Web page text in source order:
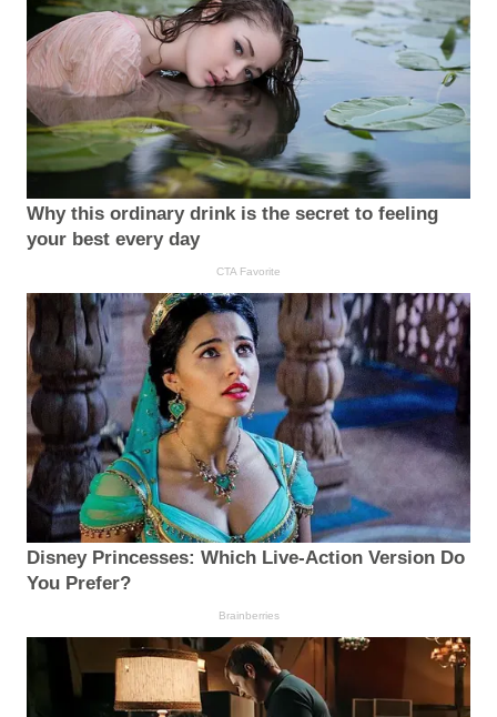
Why this ordinary drink is the secret to feeling
your best every day
CTA Favorite
Disney Princesses: Which Live-Action Version Do
You Prefer?
Brainberries